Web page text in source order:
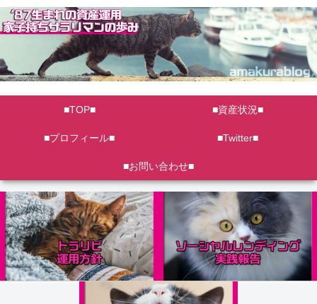
■TOP■ ■資産状況■
■プロフィール■ ■Twitter■
■お問い合わせ■